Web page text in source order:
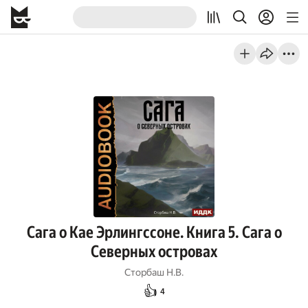
Сага о Кае Эрлингссоне. Книга 5. Сага о
Северных островах
Сторбаш Н.В.
👍 4